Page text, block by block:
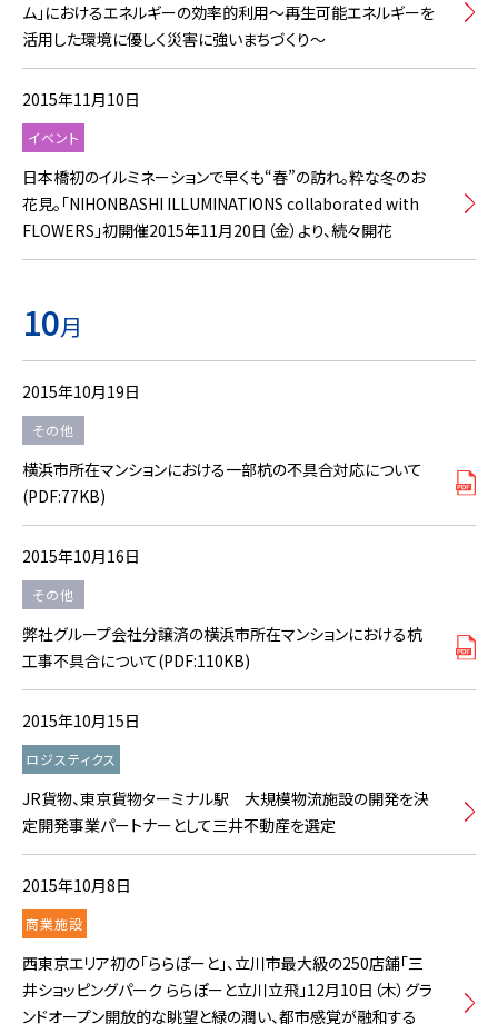
ム」におけるエネルギーの効率的利用～再生可能エネルギーを
活用した環境に優しく災害に強いまちづくり～
2015年11月10日
イベント
日本橋初のイルミネーションで早くも“春”の訪れ。粋な冬のお
花見。「NIHONBASHI ILLUMINATIONS collaborated with
FLOWERS」初開催2015年11月20日（金）より、続々開花
10月
2015年10月19日
その他
横浜市所在マンションにおける一部杭の不具合対応について
(PDF:77KB)
2015年10月16日
その他
弊社グループ会社分譲済の横浜市所在マンションにおける杭
工事不具合について(PDF:110KB)
2015年10月15日
ロジスティクス
JR貨物、東京貨物ターミナル駅 大規模物流施設の開発を決
定開発事業パートナーとして三井不動産を選定
2015年10月8日
商業施設
西東京エリア初の「ららぽーと」、立川市最大級の250店舗「三
井ショッピングパーク ららぽーと立川立飛」12月10日（木）グラ
ンドオープン開放的な眺望と緑の潤い、都市感覚が融和する